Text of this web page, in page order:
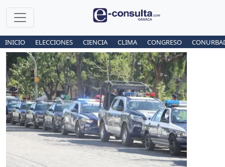
INICIO ELECCIONES CIENCIA CLIMA CONGRESO